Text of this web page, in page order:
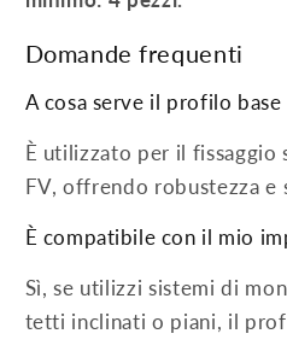
Domande frequenti
A cosa serve il profilo base
È utilizzato per il
FV, offrendo robustezza e
È compatibile con il mio
Sì, se utilizzi sistemi di
tetti inclinati o piani, il